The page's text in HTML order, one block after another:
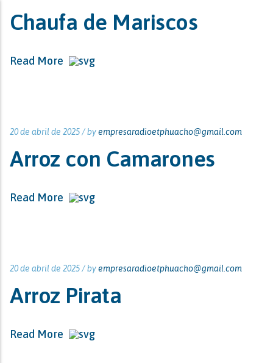
Chaufa de Mariscos
Read More
20 de abril de 2025 /byempresaradioetphuacho@gmail.com
Arroz con Camarones
Read More
20 de abril de 2025 /byempresaradioetphuacho@gmail.com
Arroz Pirata
Read More